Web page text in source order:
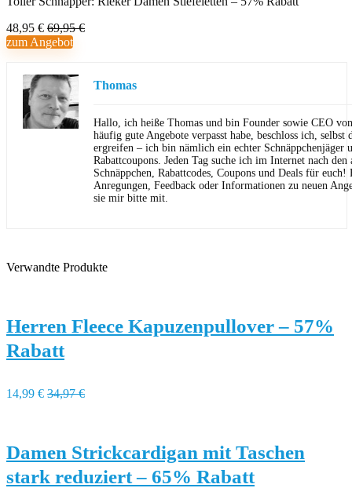
48,95 € 69,95 €
zum Angebot
Thomas
Hallo, ich heiße Thomas und bin Founder sowie CEO
häufig gute Angebote verpasst habe, beschloss ich,
ergreifen – ich bin nämlich ein echter Schnäppchenjäger
Rabattcoupons. Jeden Tag suche ich im Internet nach den
Schnäppchen, Rabattcodes, Coupons und Deals für euch!
Anregungen, Feedback oder Informationen zu neuen
sie mir bitte mit.
Verwandte Produkte
Herren Fleece Kapuzenpullover – 57%
Rabatt
14,99 € 34,97 €
Damen Strickcardigan mit Taschen
stark reduziert – 65% Rabatt